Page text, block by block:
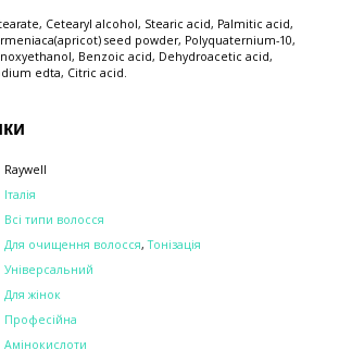
Cetearyl alcohol, Stearic acid, Palmitic acid,
seed powder, Polyquaternium-10,
Benzoic acid, Dehydroacetic acid,
edta, Citric acid.
Raywell
Італія
Всі типи волосся
Для очищення волосся,Тонізація
Універсальний
Для жінок
Професійна
Амінокислоти